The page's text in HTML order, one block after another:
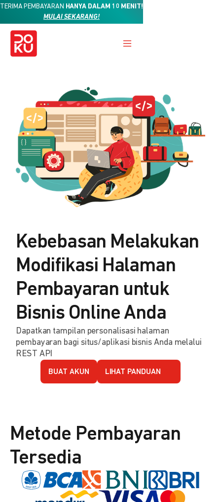
TERIMA PEMBAYARAN HANYA DALAM 10 MENIT!
MULAI SEKARANG!
Kebebasan Melakukan
Modifikasi Halaman
Pembayaran untuk
Bisnis Online Anda
Dapatkan tampilan personalisasi halaman
pembayaran bagi situs/aplikasi bisnis Anda melalui
REST API
BUAT AKUN LIHAT PANDUAN
Metode Pembayaran
Tersedia